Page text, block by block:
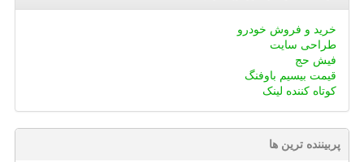
خرید و فروش خودرو
طراحی سایت
فیش حج
قیمت بیسیم باوفنگ
کوتاه کننده لینک
پربیننده ترین ها